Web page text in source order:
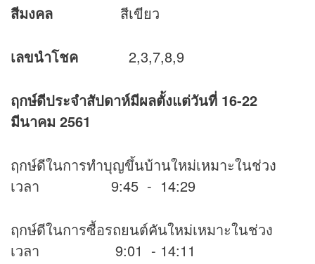
สีมงคล สีเขียว
เลขนำโชค 2,3,7,8,9
ฤกษ์ดีประจำสัปดาห์มีผลตั้งแต่วันที่ 16-22
มีนาคม 2561
ฤกษ์ดีในการทำบุญขึ้นบ้านใหม่เหมาะในช่วง
เวลา 9:45 - 14:29
ฤกษ์ดีในการซื้อรถยนต์คันใหม่เหมาะในช่วง
เวลา 9:01 - 14:11